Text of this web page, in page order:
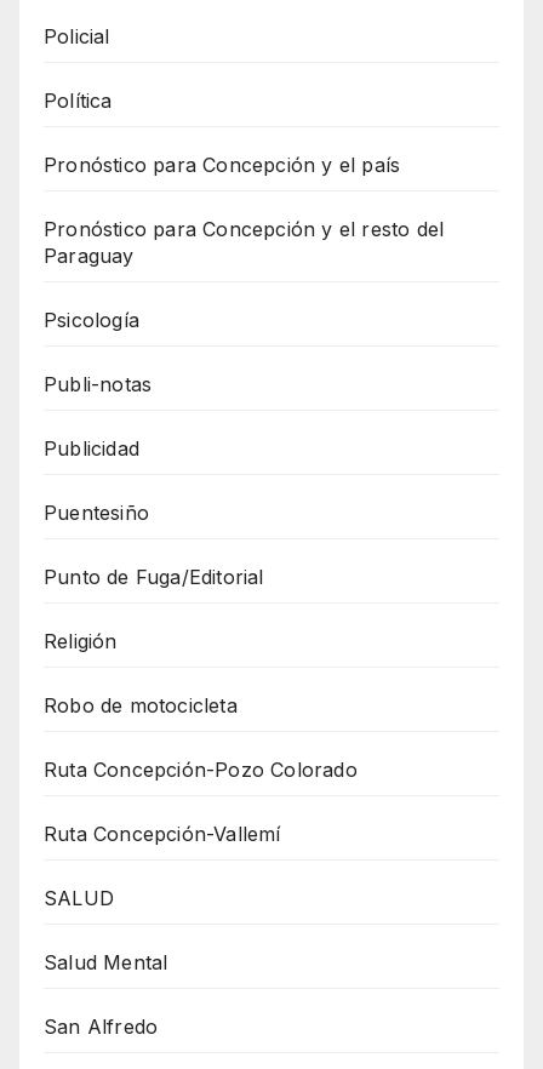
Policial
Política
Pronóstico para Concepción y el país
Pronóstico para Concepción y el resto del
Paraguay
Psicología
Publi-notas
Publicidad
Puentesiño
Punto de Fuga/Editorial
Religión
Robo de motocicleta
Ruta Concepción-Pozo Colorado
Ruta Concepción-Vallemí
SALUD
Salud Mental
San Alfredo